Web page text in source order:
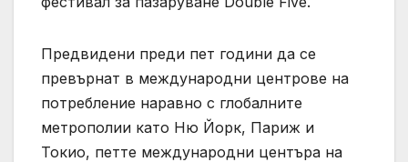
Предвидени преди пет години да се
превърнат в международни центрове на
потребление наравно с глобалните
метрополии като Ню Йорк, Париж и
Токио, петте международни центъра на